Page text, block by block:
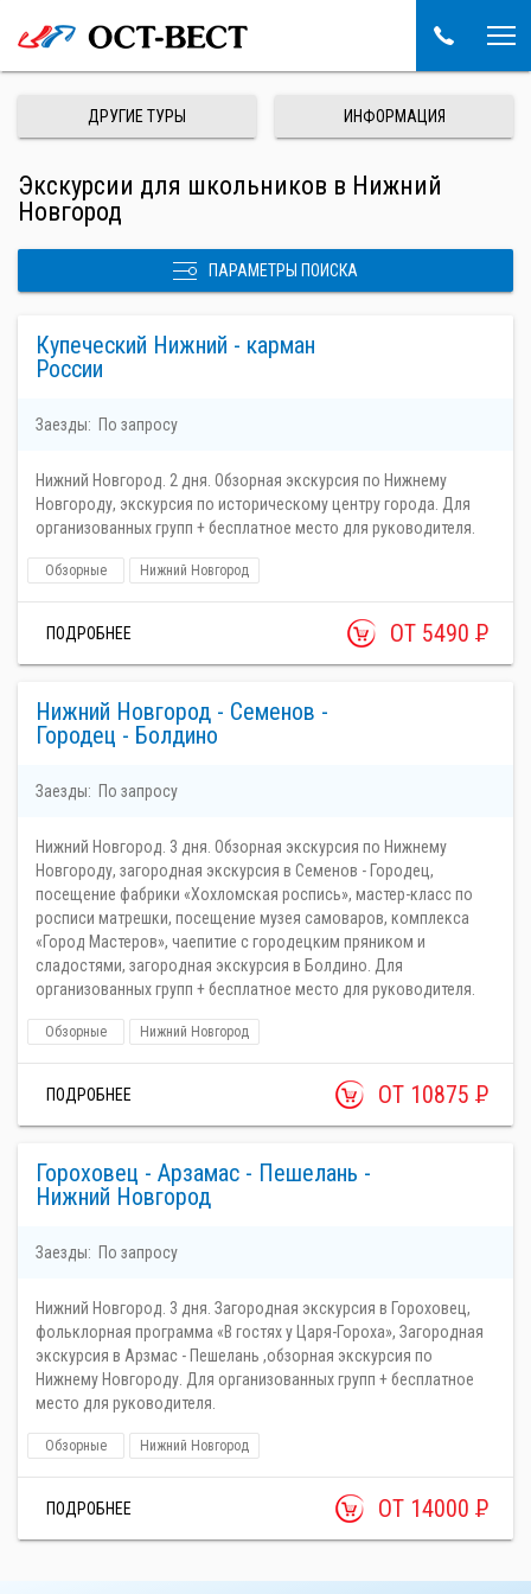
ДРУГИЕ ТУРЫ ИНФОРМАЦИЯ
Экскурсии для школьников в Нижний
Новгород
ПАРАМЕТРЫ ПОИСКА
Купеческий Нижний - карман
России
Заезды: По запросу
Нижний Новгород. 2 дня. Обзорная экскурсия по Нижнему
Новгороду, экскурсия по историческому центру города. Для
организованных групп + бесплатное место для руководителя.
Обзорные Нижний Новгород
ПОДРОБНЕЕ ОТ 5490 Р
Нижний Новгород - Семенов -
Городец - Болдино
Заезды: По запросу
Нижний Новгород. 3 дня. Обзорная экскурсия по Нижнему
Новгороду, загородная экскурсия в Семенов - Городец,
посещение фабрики «Хохломская роспись», мастер-класс по
росписи матрешки, посещение музея самоваров, комплекса
«Город Мастеров», чаепитие с городецким пряником и
сладостями, загородная экскурсия в Болдино. Для
организованных групп + бесплатное место для руководителя.
Обзорные Нижний Новгород
ПОДРОБНЕЕ ОТ 10875 Р
Гороховец - Арзамас - Пешелань -
Нижний Новгород
Заезды: По запросу
Нижний Новгород. 3 дня. Загородная экскурсия в Гороховец,
фольклорная программа «В гостях у Царя-Гороха», Загородная
экскурсия в Арзмас - Пешелань ,обзорная экскурсия по
Нижнему Новгороду. Для организованных групп + бесплатное
место для руководителя.
Обзорные Нижний Новгород
ПОДРОБНЕЕ ОТ 14000 Р